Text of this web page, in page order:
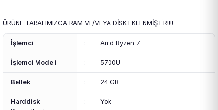
ÜRÜNE TARAFIMIZCA RAM VE/VEYA DİSK EKLENMİŞTİR!!!!
İşlemci : Amd Ryzen 7
İşlemci Modeli : 5700U
Bellek : 24 GB
Harddisk
: Yok